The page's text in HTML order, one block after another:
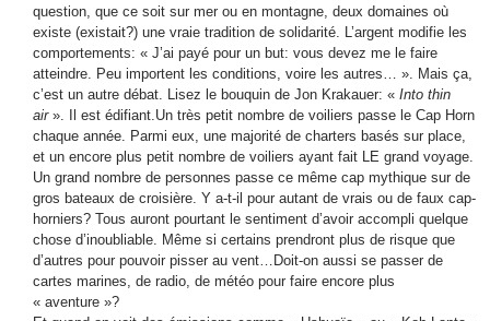
question, que ce soit sur mer ou en montagne, deux domaines où
existe (existait?) une vraie tradition de solidarité. L’argent modifie les
comportements: « J’ai payé pour un but: vous devez me le faire
atteindre. Peu importent les conditions, voire les autres… ». Mais ça,
c’est un autre débat. Lisez le bouquin de Jon Krakauer: « Into thin
air ». Il est édifiant.Un très petit nombre de voiliers passe le Cap Horn
chaque année. Parmi eux, une majorité de charters basés sur place,
et un encore plus petit nombre de voiliers ayant fait LE grand voyage.
Un grand nombre de personnes passe ce même cap mythique sur de
gros bateaux de croisière. Y a-t-il pour autant de vrais ou de faux cap-
horniers? Tous auront pourtant le sentiment d’avoir accompli quelque
chose d’inoubliable. Même si certains prendront plus de risque que
d’autres pour pouvoir pisser au vent…Doit-on aussi se passer de
cartes marines, de radio, de météo pour faire encore plus
« aventure »?